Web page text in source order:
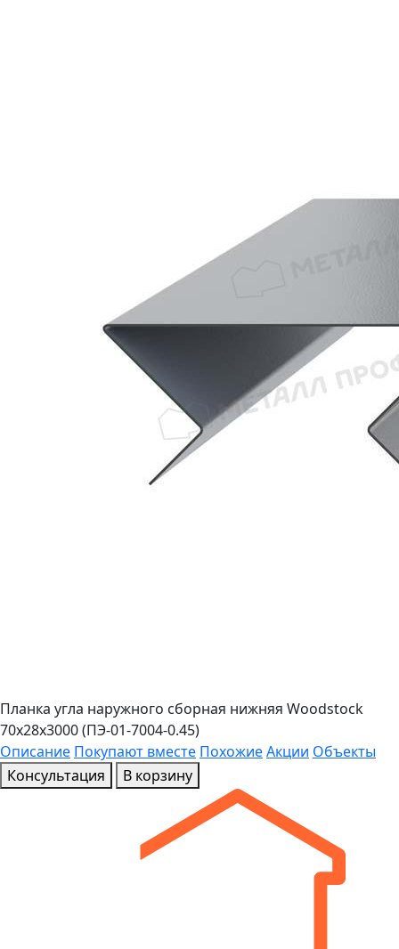
Планка угла наружного сборная нижняя Woodstock
70х28х3000 (ПЭ-01-7004-0.45)
Описание Покупают вместе ПохожиеАкции Объекты
Консультация
В корзину